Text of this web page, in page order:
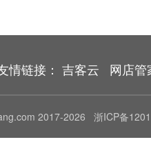
情链接： 吉客云 网店管
2017-2026 浙ICP备